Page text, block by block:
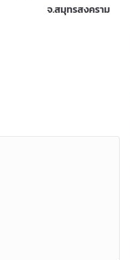
จ.สมุทรสงคราม